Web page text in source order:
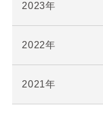
2023年
2022年
2021年